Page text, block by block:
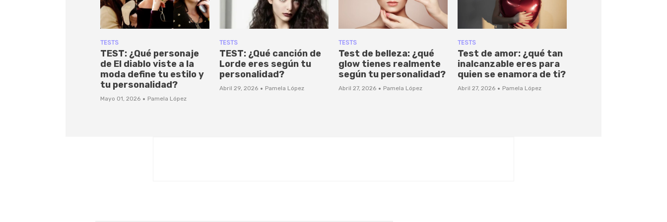
TESTS
TEST: ¿Qué personaje
de El diablo viste a la
moda define tu estilo y
tu personalidad?
Mayo 01, 2026 · Pamela López
TESTS
TEST: ¿Qué canción de
Lorde eres según tu
personalidad?
Abril 29, 2026 · Pamela López
TESTS
Test de belleza: ¿qué
glow tienes realmente
según tu personalidad?
Abril 27, 2026 · Pamela López
TESTS
Test de amor: ¿qué tan
inalcanzable eres para
quien se enamora de ti?
Abril 27, 2026 · Pamela López